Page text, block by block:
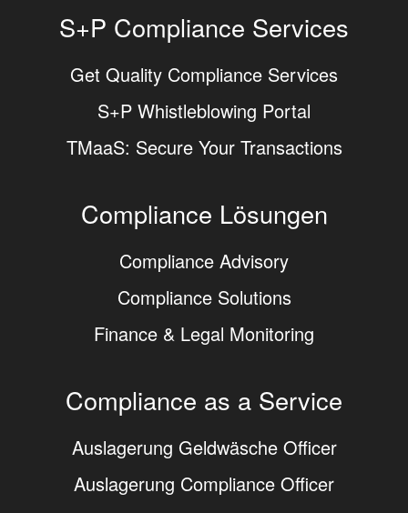
S+P Compliance Services
Get Quality Compliance Services
S+P Whistleblowing Portal
TMaaS: Secure Your Transactions
Compliance Lösungen
Compliance Advisory
Compliance Solutions
Finance & Legal Monitoring
Compliance as a Service
Auslagerung Geldwäsche Officer
Auslagerung Compliance Officer